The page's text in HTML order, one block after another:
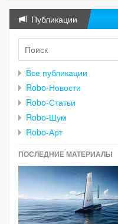
Публикации
Все публикации
Robo-Новости
Robo-Статьи
Robo-Шум
Robo-Арт
ПОСЛЕДНИЕ МАТЕРИАЛЫ